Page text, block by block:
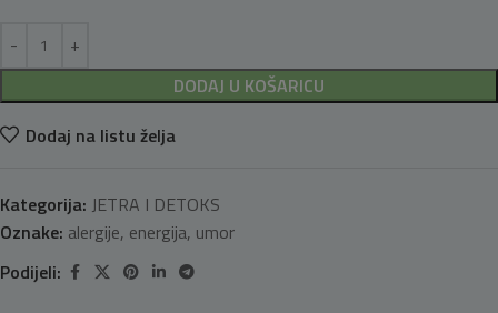
DODAJ U KOŠARICU
Dodaj na listu želja
Kategorija: JETRA I DETOKS
Oznake: alergije, energija, umor
Podijeli: